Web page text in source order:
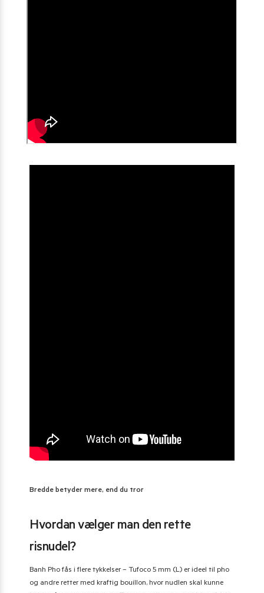
Bredde betyder mere, end du tror
Hvordan vælger man den rette
risnudel?
Banh Pho fås i flere tykkelser – Tufoco 5 mm (L) er ideel til pho
og andre retter med kraftig bouillon, hvor nudlen skal kunne